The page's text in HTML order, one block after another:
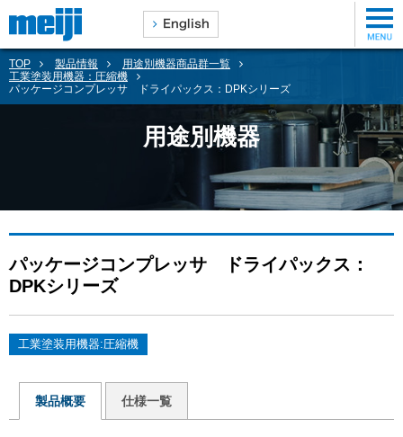
TOP 製品情報
用途別機器商品群一覧
工業塗装用機器：圧縮機
パッケージコンプレッサ ドライパックス：DPKシリーズ
用途別機器
パッケージコンプレッサ ドライパックス：
DPKシリーズ
工業塗装用機器:圧縮機
製品概要 仕様一覧